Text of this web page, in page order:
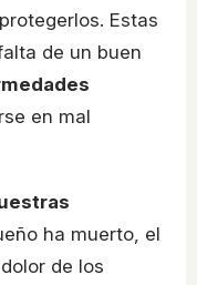
Estas
de un buen
en mal
ha muerto, el
de los